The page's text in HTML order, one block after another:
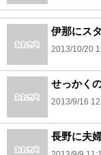
伊那にス
2013/10/20
せっかく
2013/9/16
長野に夫